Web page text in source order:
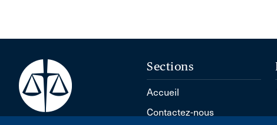
Sections
Accueil
Contactez-nous